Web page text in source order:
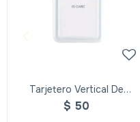
Tarjetero Vertical De
Plastico
$ 50